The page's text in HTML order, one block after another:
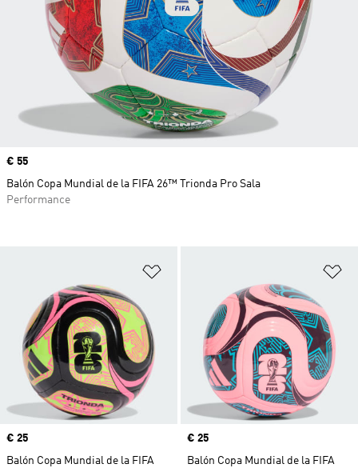
Precio
€ 25
Balón Copa Mundial de la FIFA
Precio
€ 25
Balón Copa Mundial de la FIFA
Precio
€ 55
Balón Copa Mundial de la FIFA 26™ Trionda Pro Sala
Performance